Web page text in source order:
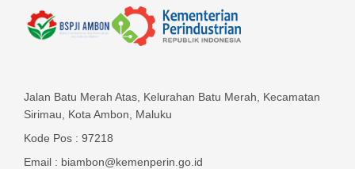
Jalan Batu Merah Atas, Kelurahan Batu Merah, Kecamatan
Sirimau, Kota Ambon, Maluku
Kode Pos : 97218
Email : biambon@kemenperin.go.id